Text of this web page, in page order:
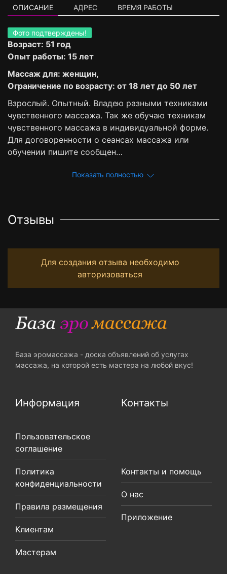
ОПИСАНИЕ АДРЕС ВРЕМЯ РАБОТЫ
Фото подтверждены!
Возраст: 51 год
Опыт работы: 15 лет
Массаж для: женщин,
Ограничение по возрасту: от 18 лет до 50 лет
Взрослый. Опытный. Владею разными техниками
чувственного массажа. Так же обучаю техникам
чувственного массажа в индивидуальной форме.
Для договоренности о сеансах массажа или
обучении пишите сообщен…
Показать полностью
Отзывы
Для создания отзыва необходимо
авторизоваться
База эромассажа - доска объявлений об услугах
массажа, на которой есть мастера на любой вкус!
Информация
Пользовательское
соглашение
Политика
конфиденциальности
Правила размещения
Клиентам
Мастерам
Контакты
Контакты и помощь
О нас
Приложение